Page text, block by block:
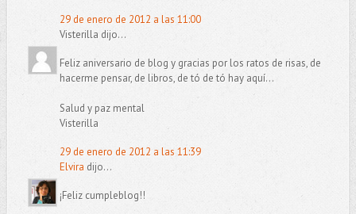
29 de enero de 2012 a las 11:00
Visterilla dijo...
Feliz aniversario de blog y gracias por los ratos de risas, de
hacerme pensar, de libros, de tó de tó hay aquí...
Salud y paz mental
Visterilla
29 de enero de 2012 a las 11:39
Elvira dijo...
¡Feliz cumpleblog!!